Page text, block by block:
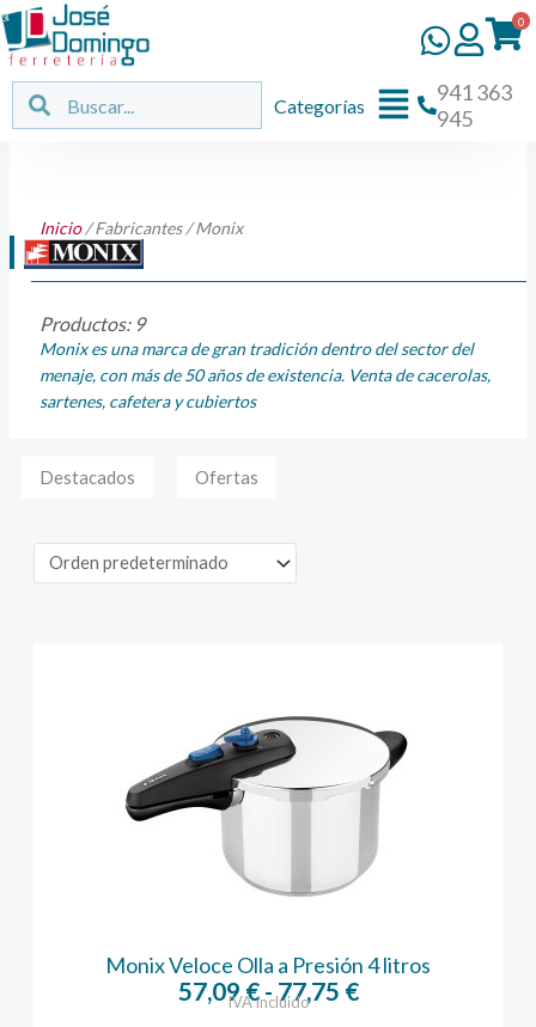
Ir
al
contenido
0
Buscar Buscar
Flyout
Categorías
941 363
945
Inicio/ Fabricantes / Monix
Productos: 9
Monix es una marca de gran tradición dentro del sector del
menaje, con más de 50 años de existencia. Venta de cacerolas,
sartenes, cafetera y cubiertos
Destacados Ofertas
Monix Veloce Olla a Presión 4 litros
57,09€ -77,75 €Rango
IVA incluido